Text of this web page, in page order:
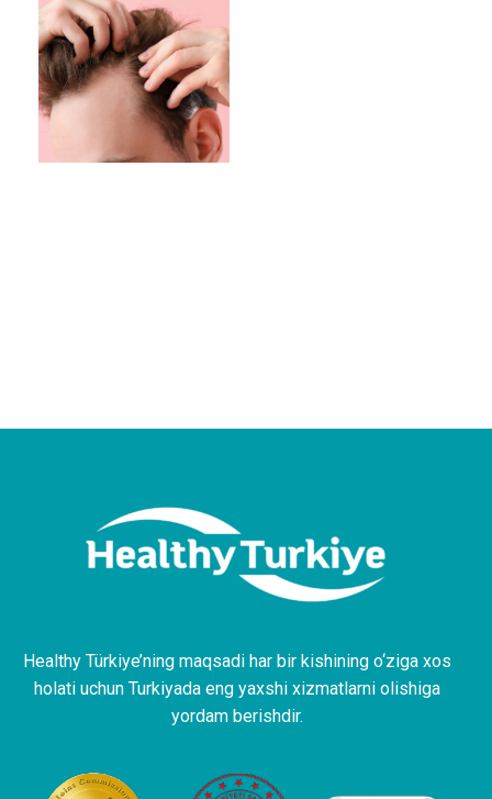
Healthy Türkiye’ning maqsadi har bir kishining o‘ziga xos
holati uchun Turkiyada eng yaxshi xizmatlarni olishiga
yordam berishdir.